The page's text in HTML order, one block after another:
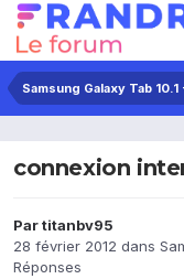
connexion
Partitanbv95
28 février 2012 dans
Réponses